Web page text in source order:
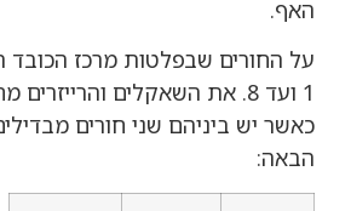
האף.
על החורים שבפלטות מרכז
1 ועד 8. את השאקלים
כאשר יש ביניהם שני חורים
הבאה: